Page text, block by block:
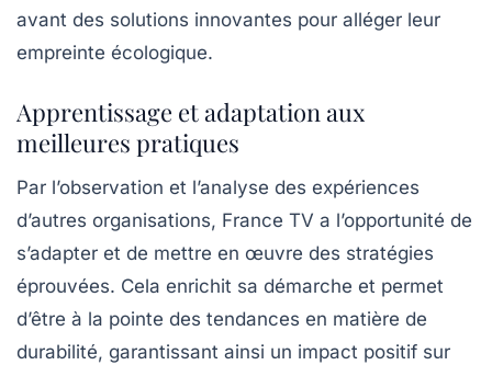
avant des solutions innovantes pour alléger leur
empreinte écologique.
Apprentissage et adaptation aux
meilleures pratiques
Par l’observation et l’analyse des expériences
d’autres organisations, France TV a l’opportunité de
s’adapter et de mettre en œuvre des stratégies
éprouvées. Cela enrichit sa démarche et permet
d’être à la pointe des tendances en matière de
durabilité, garantissant ainsi un impact positif sur